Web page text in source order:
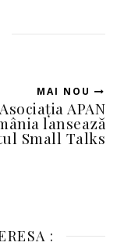
MAI NOU
Asociația APAN
lansează
Small Talks
: